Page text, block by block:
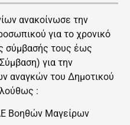
ανακοίνωσε την
για το χρονικό
σύμβασής τους έως
για την
αναγκών του Δημοτικού
:
Βοηθών Μαγείρων